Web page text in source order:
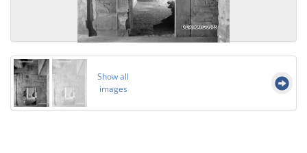
Show all
images